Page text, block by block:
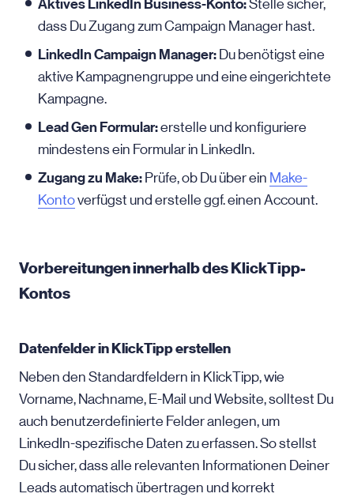
Aktives LinkedIn Business-Konto:Stelle sicher,
dass Du Zugang zum Campaign Manager hast.
LinkedIn Campaign Manager: Du benötigst eine
aktive Kampagnengruppe und eine eingerichtete
Kampagne.
Lead Gen Formular:erstelle und konfiguriere
mindestens ein Formular in LinkedIn.
Zugang zu Make: Prüfe, ob Du über ein Make-
Kontoverfügst und erstelle ggf. einen Account.
Vorbereitungen innerhalb des KlickTipp-
Kontos
Datenfelder in KlickTipp erstellen
Neben den Standardfeldern in KlickTipp, wie
Vorname, Nachname, E-Mail und Website, solltest Du
auch benutzerdefinierte Felder anlegen, um
LinkedIn-spezifische Daten zu erfassen. So stellst
Du sicher, dass alle relevanten Informationen Deiner
Leads automatisch übertragen und korrekt